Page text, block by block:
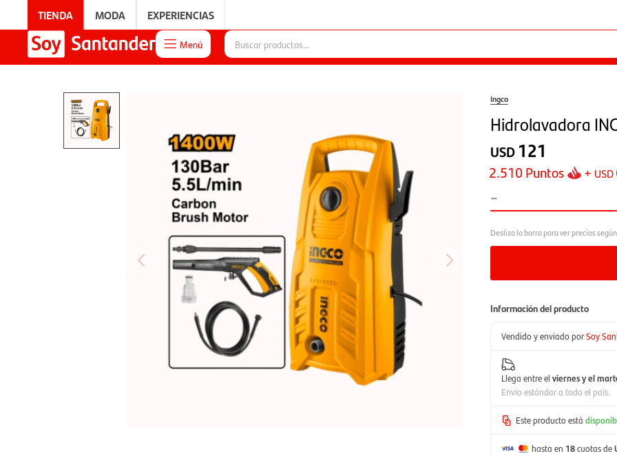
TIENDA MODA EXPERIENCIAS
 Menú
Ingco
Hidrolavadora
USD121
2.510 Puntos + USD
-
Información del producto
Vendido y enviado porSoy
Llega entre el viernes y el
Envío estándar a todo el país.
Este producto está
hasta en 18cuotas de